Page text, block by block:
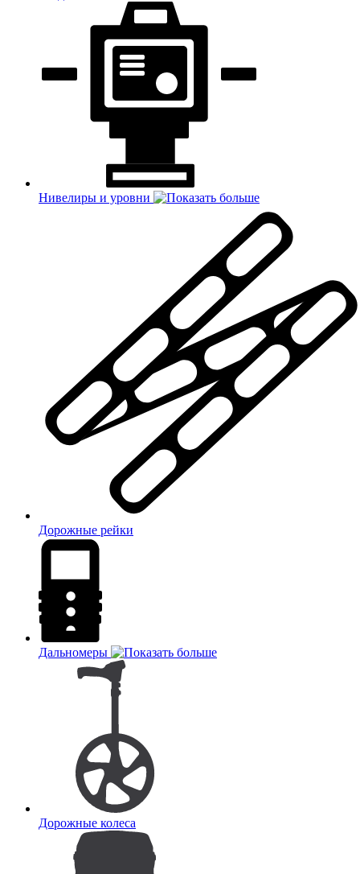
Нивелиры и уровни
Дорожные рейки
Дальномеры
Дорожные колеса